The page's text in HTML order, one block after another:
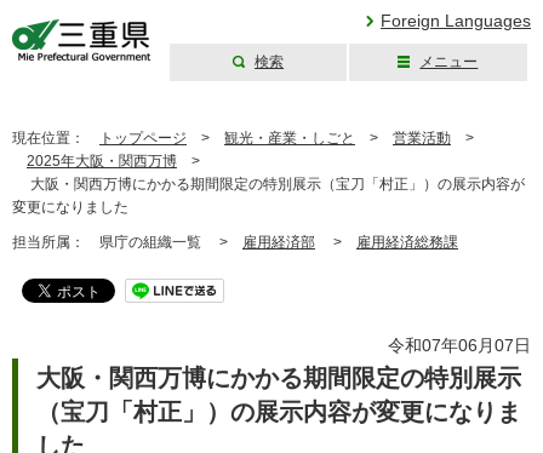
Foreign Languages
検索 メニュー
現在位置： トップページ > 観光・産業・しごと > 営業活動 >
2025年大阪・関西万博 >
大阪・関西万博にかかる期間限定の特別展示（宝刀「村正」）の展示内容が
変更になりました
担当所属： 県庁の組織一覧 > 雇用経済部 > 雇用経済総務課
令和07年06月07日
大阪・関西万博にかかる期間限定の特別展示
（宝刀「村正」）の展示内容が変更になりま
した